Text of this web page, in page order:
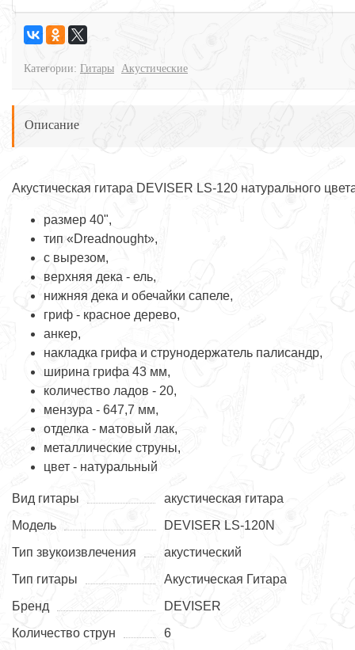
Категории: Гитары Акустические
Описание
Акустическая гитара DEVISER LS-120 натурального
размер 40",
тип «Dreadnought»,
с вырезом,
верхняя дека - ель,
нижняя дека и обечайки сапеле,
гриф - красное дерево,
анкер,
накладка грифа и струнодержатель палисандр,
ширина грифа 43 мм,
количество ладов - 20,
мензура - 647,7 мм,
отделка - матовый лак,
металлические струны,
цвет - натуральный
Вид гитары
акустическая гитара
Модель
DEVISER LS-120N
Тип звукоизвлечения
акустический
Тип гитары
Акустическая Гитара
Бренд
DEVISER
Количество струн
6